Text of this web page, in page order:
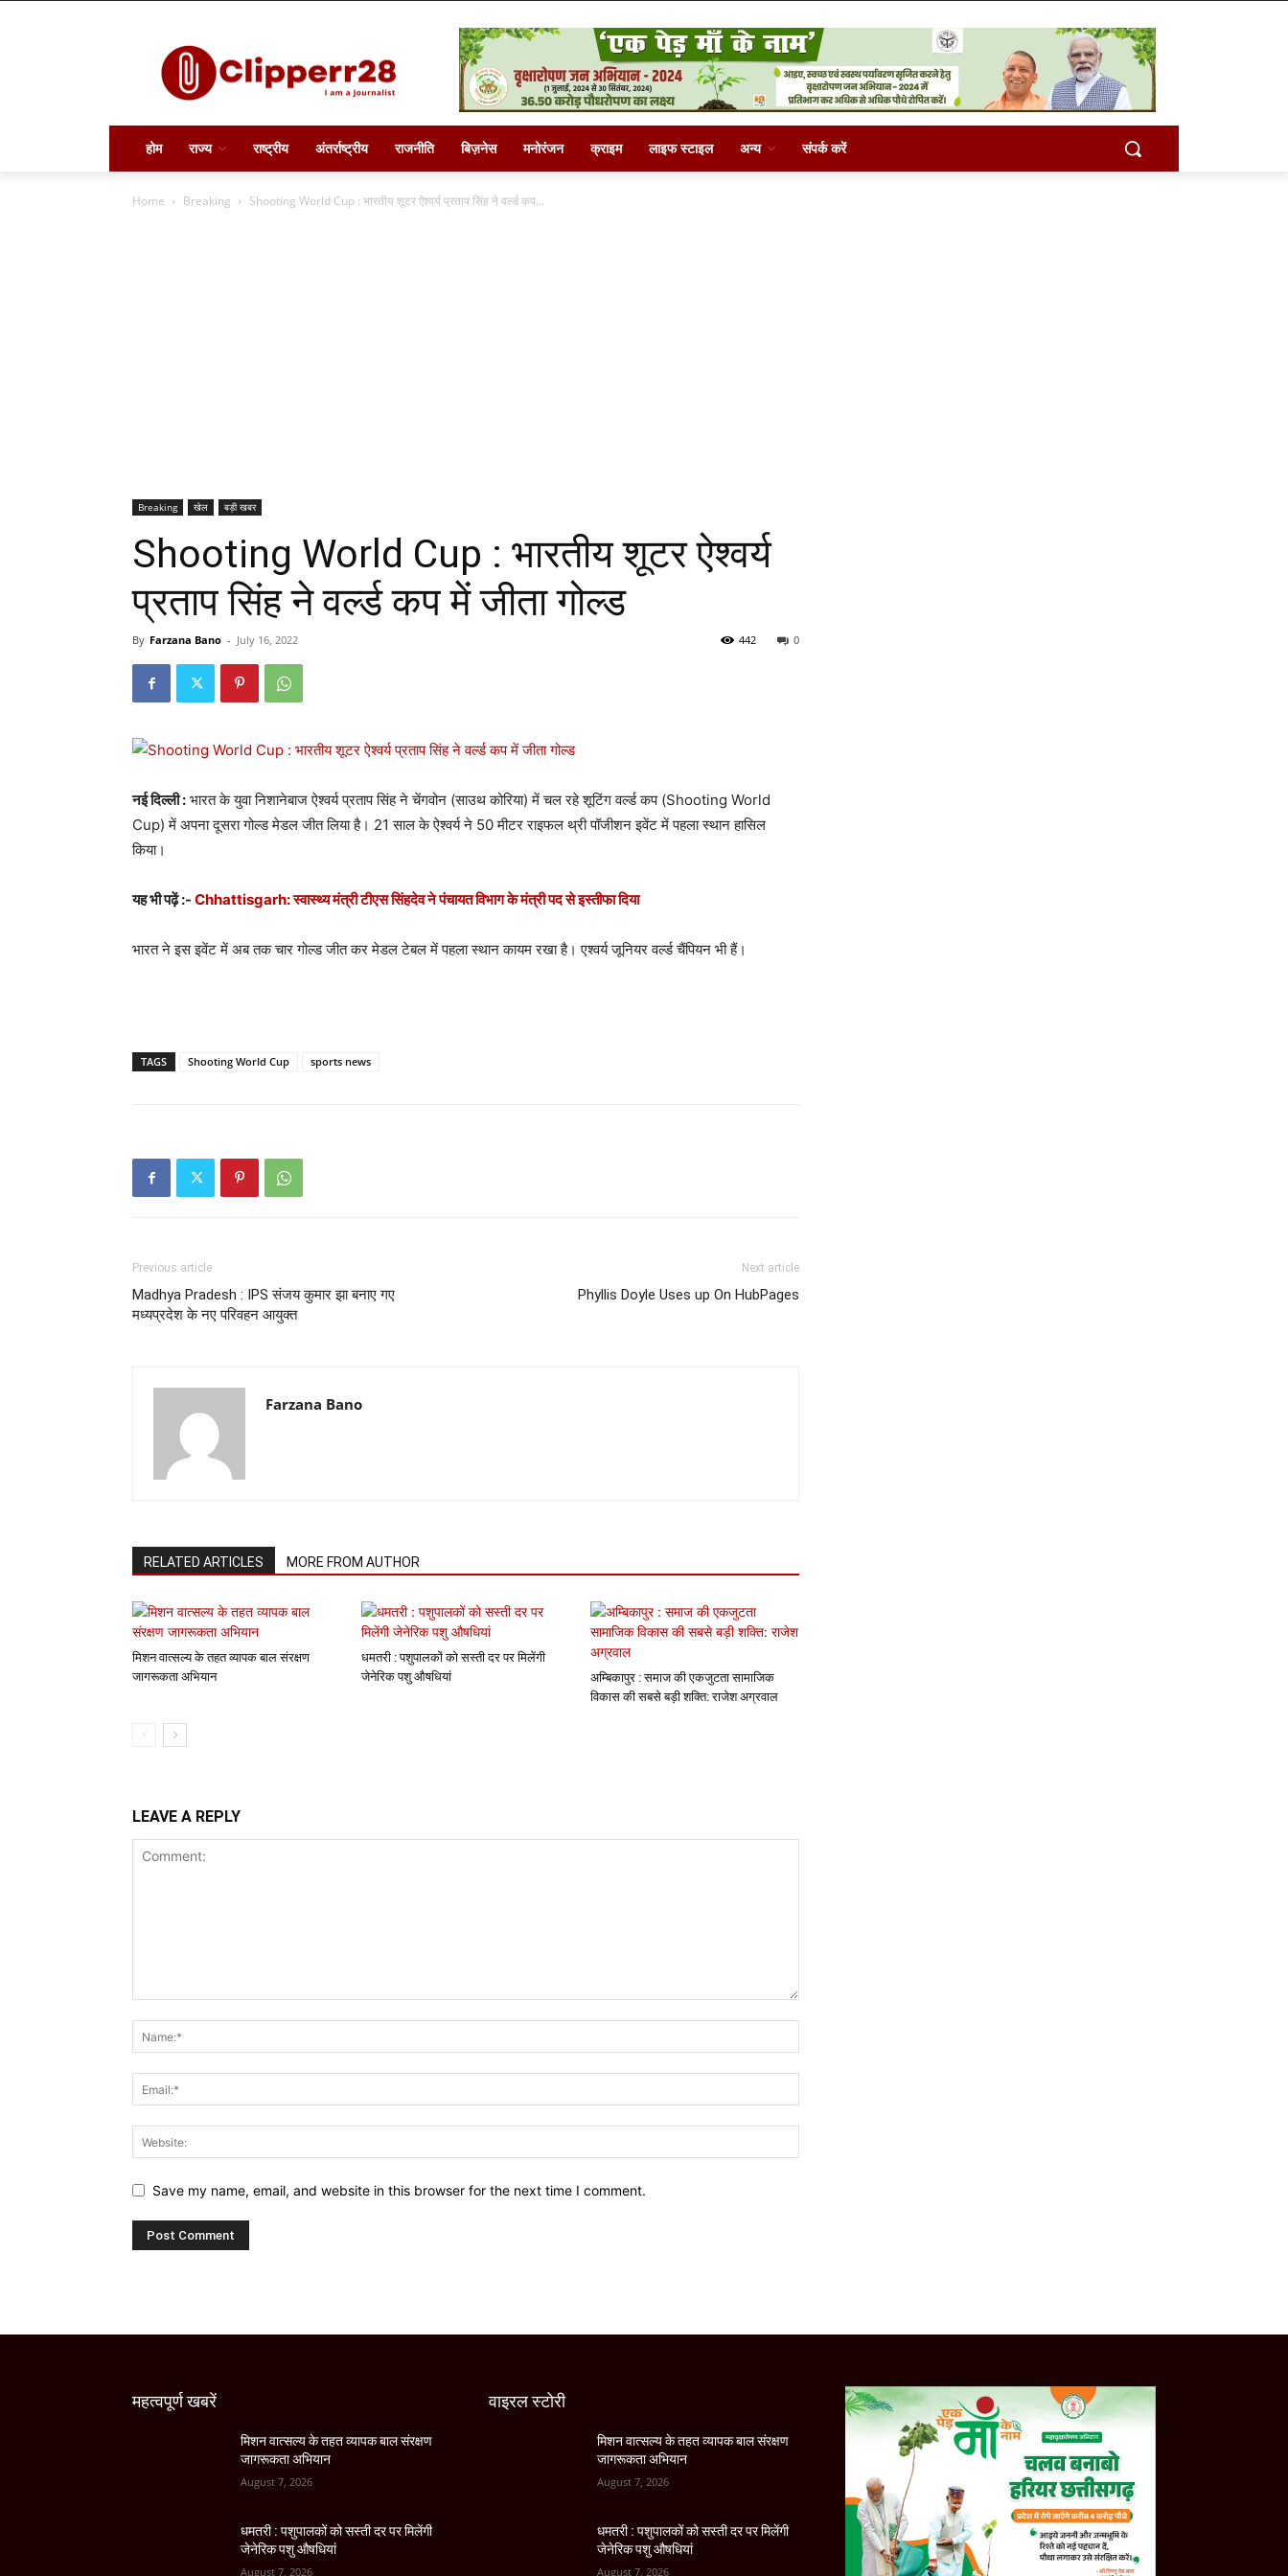
होम राज्य राष्ट्रीय अंतर्राष्ट्रीय राजनीति बिज़नेस मनोरंजन क्राइम लाइफ स्टाइल अन्य संपर्क करें
Home Breaking Shooting World Cup : भारतीय शूटर ऐश्वर्य प्रताप सिंह ने वर्ल्ड कप...
Breaking खेल बड़ी खबर
Shooting World Cup : भारतीय शूटर ऐश्वर्य
प्रताप सिंह ने वर्ल्ड कप में जीता गोल्ड
By Farzana Bano - July 16, 2022 0
442
नई दिल्ली : भारत के युवा निशानेबाज ऐश्वर्य प्रताप सिंह ने चेंगवोन (साउथ कोरिया) में चल रहे शूटिंग वर्ल्ड कप (Shooting World
Cup) में अपना दूसरा गोल्ड मेडल जीत लिया है। 21 साल के ऐश्वर्य ने 50 मीटर राइफल थ्री पॉजीशन इवेंट में पहला स्थान हासिल
किया।
यह भी पढ़ें :- Chhattisgarh: स्वास्थ्य मंत्री टीएस सिंहदेव ने पंचायत विभाग के मंत्री पद से इस्तीफा दिया
भारत ने इस इवेंट में अब तक चार गोल्ड जीत कर मेडल टेबल में पहला स्थान कायम रखा है। एश्वर्य जूनियर वर्ल्ड चैंपियन भी हैं।
TAGS Shooting World Cup sports news
Previous article
Madhya Pradesh : IPS संजय कुमार झा बनाए गए
मध्यप्रदेश के नए परिवहन आयुक्त
Next article
Phyllis Doyle Uses up On HubPages
Farzana Bano
RELATED ARTICLES MORE FROM AUTHOR
मिशन वात्सल्य के तहत व्यापक बाल संरक्षण
जागरूकता अभियान
धमतरी : पशुपालकों को सस्ती दर पर मिलेंगी
जेनेरिक पशु औषधियां
अम्बिकापुर : समाज की एकजुटता सामाजिक
विकास की सबसे बड़ी शक्ति: राजेश अग्रवाल
LEAVE A REPLY
Save my name, email, and website in this browser for the next time I comment.
महत्वपूर्ण खबरें
मिशन वात्सल्य के तहत व्यापक बाल संरक्षण
जागरूकता अभियान
August 7, 2026
धमतरी : पशुपालकों को सस्ती दर पर मिलेंगी
जेनेरिक पशु औषधियां
August 7, 2026
वाइरल स्टोरी
मिशन वात्सल्य के तहत व्यापक बाल संरक्षण
जागरूकता अभियान
August 7, 2026
धमतरी : पशुपालकों को सस्ती दर पर मिलेंगी
जेनेरिक पशु औषधियां
August 7, 2026